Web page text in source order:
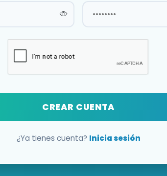
CREAR CUENTA
¿Ya tienes cuenta? Inicia sesión